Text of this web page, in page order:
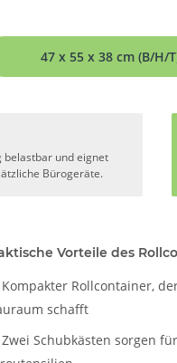
47 x 55 x 38 cm (B/H/
belastbar und eignet
Bürogeräte.
Vorteile des
Kompakter Rollcontainer,
schafft
Zwei Schubkästen sorgen